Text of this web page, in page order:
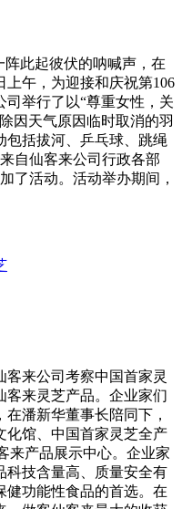
此起彼伏的呐喊声，在
上午，为迎接和庆祝第106
举行了以“尊重女性，关
因天气原因临时取消的羽
包括拔河、乒乓球、跳绳
自仙客来公司行政各部
了活动。活动举办期间，
来公司考察中国首家灵
客来灵芝产品。企业家们
潘新华董事长陪同下，
化馆、中国首家灵芝全产
来产品展示中心。企业家
科技含量高、质量安全有
健功能性食品的首选。在